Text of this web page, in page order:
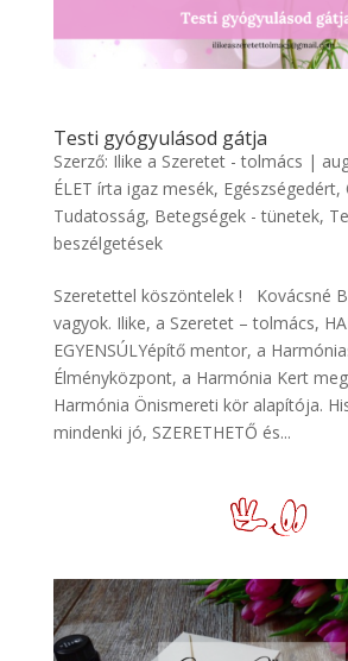
Testi gyógyulásod gátja
Szerző: Ilike a Szeretet - tolmács |
ÉLET írta igaz mesék, Egészségedért,
Tudatosság, Betegségek - tünetek,
beszélgetések
Szeretettel köszöntelek ! Kovácsné
vagyok. Ilike, a Szeretet – tolmács,
EGYENSÚLYépítő mentor, a
Élményközpont, a Harmónia Kert
Harmónia Önismereti kör alapítója.
mindenki jó, SZERETHETŐ és...